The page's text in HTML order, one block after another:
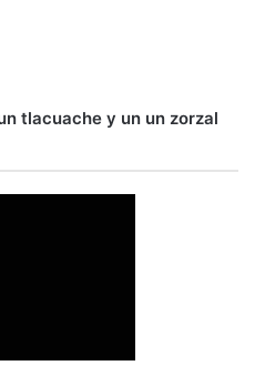
tlacuache y un un zorzal